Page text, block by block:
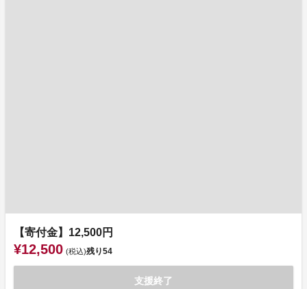
【寄付金】12,500円
¥12,500 (税込)残り54
支援終了